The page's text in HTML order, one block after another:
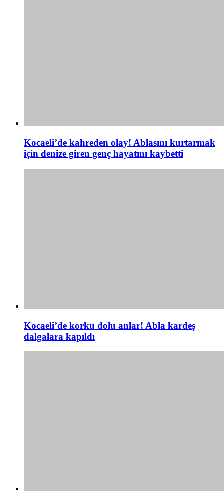
Kocaeli’de kahreden olay! Ablasını kurtarmak
için denize giren genç hayatını kaybetti
Kocaeli’de korku dolu anlar! Abla kardeş
dalgalara kapıldı